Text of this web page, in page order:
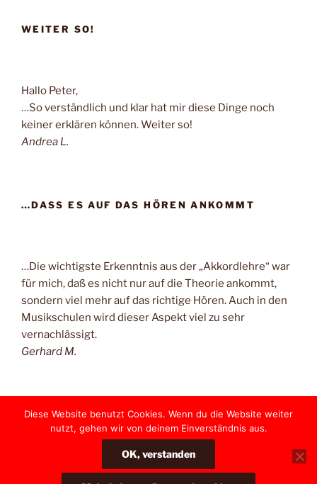
WEITER SO!
Hallo Peter,
…So verständlich und klar hat mir diese Dinge noch
keiner erklären können. Weiter so!
Andrea L.
…DASS ES AUF DAS HÖREN ANKOMMT
…Die wichtigste Erkenntnis aus der „Akkordlehre“ war
für mich, daß es nicht nur auf die Theorie ankommt,
sondern viel mehr auf das richtige Hören. Auch in den
Musikschulen wird dieser Aspekt viel zu sehr
vernachlässigt.
Gerhard M.
FacebookTwitter Instagram
E-
Diese Website benutzt Cookies. Wenn du die Website weiter
nutzt, gehen wir von deinem Einverständnis aus.
OK, verstanden